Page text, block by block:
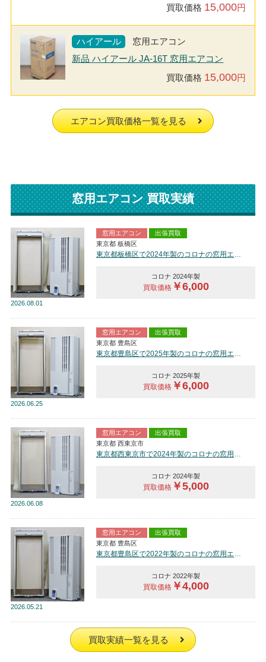
買取価格 15,000円
ハイアール
窓用エアコン
新品 ハイアール JA-16T 窓用エアコン
買取価格 15,000円
エアコン買取価格一覧を見る
窓用エアコン 買取実績
2026 08.01
窓用エアコン
出張買取
東京都 板橋区
コロナ 2024年製
買取価格￥6,000
2026 06.25
窓用エアコン
出張買取
東京都 豊島区
東京都豊島区で2025年製のコロナの窓用エアコン【中古品】を買取しました。
コロナ 2025年製
買取価格￥6,000
2026 06.08
窓用エアコン
出張買取
東京都 西東京市
東京都西東京市で2024年製のコロナの窓用エアコン【中古品】を買取しました。
コロナ 2024年製
買取価格￥5,000
2026 05.21
窓用エアコン
出張買取
東京都 豊島区
東京都豊島区で2022年製のコロナの窓用エアコン【中古品】を買取しました。
コロナ 2022年製
買取価格￥4,000
買取実績一覧を見る